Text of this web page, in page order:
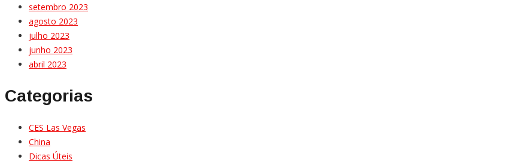
setembro 2023
agosto 2023
julho 2023
junho 2023
abril 2023
Categorias
CES Las Vegas
China
Dicas Úteis